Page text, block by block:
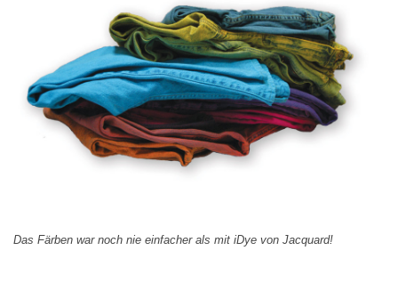
Das Färben war noch nie einfacher als mit iDye von Jacquard!